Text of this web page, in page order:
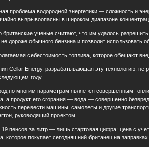
проблема водородной энергетики — сложность и
вызрывоопасны в широком диапазоне
британские ученые считают, что им удалось
не дороже обычного бензина и позволит использовать
себестоимость топлива, которое обещают
Cellar Energy, разрабатывающая эту технологию, не
году.
по многим параметрам является совершенным
а продукт его сгорания — вода — совершенно
перевести машины, самолеты и другие
руководящий проектом.
19 пенсов за литр — лишь стартовая цифра; цена с
которое покупает сегодняшний британец на заправках.